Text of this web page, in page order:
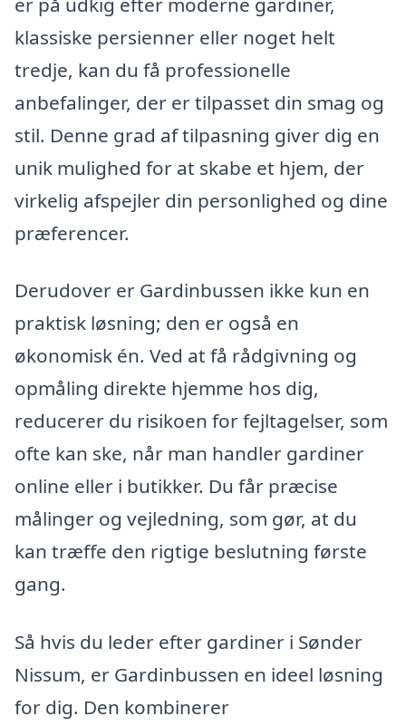
klassiske persienner eller noget helt
tredje, kan du få professionelle
anbefalinger, der er tilpasset din smag og
stil. Denne grad af tilpasning giver dig en
unik mulighed for at skabe et hjem, der
virkelig afspejler din personlighed og dine
præferencer.
Derudover er Gardinbussen ikke kun en
praktisk løsning; den er også en
økonomisk én. Ved at få rådgivning og
opmåling direkte hjemme hos dig,
reducerer du risikoen for fejltagelser, som
ofte kan ske, når man handler gardiner
online eller i butikker. Du får præcise
målinger og vejledning, som gør, at du
kan træffe den rigtige beslutning første
gang.
Så hvis du leder efter gardiner i Sønder
Nissum, er Gardinbussen en ideel løsning
for dig. Den kombinerer